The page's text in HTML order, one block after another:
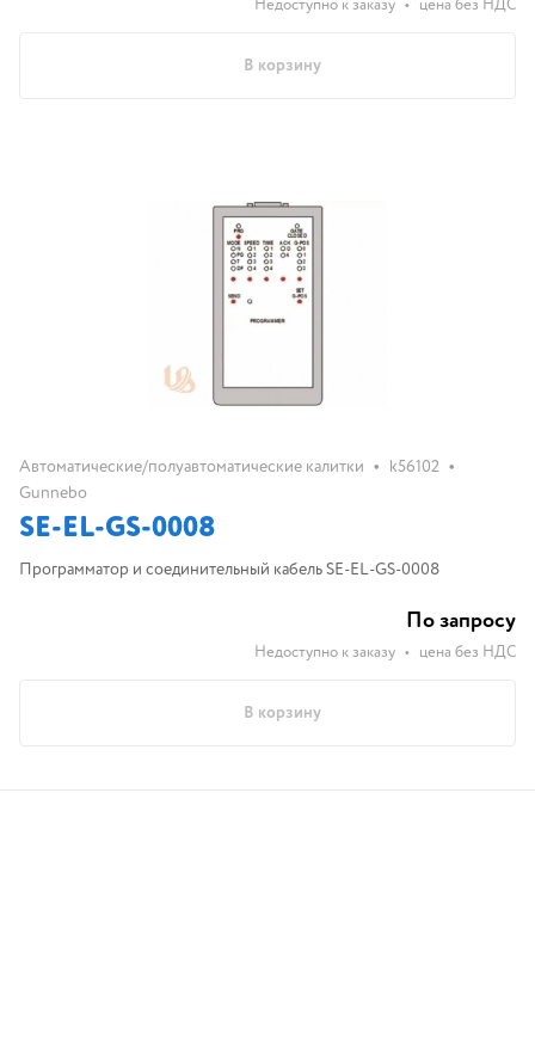
Недоступно к заказу • цена без НДС
В корзину
Автоматические/полуавтоматические калитки • k56102 •
Gunnebo
SE-EL-GS-0008
Программатор и соединительный кабель SE-EL-GS-0008
По запросу
Недоступно к заказу • цена без НДС
В корзину